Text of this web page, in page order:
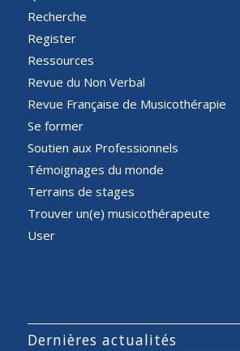
Recherche
Register
Ressources
Revue du Non Verbal
Revue Française de Musicothérapie
Se former
Soutien aux Professionnels
Témoignages du monde
Terrains de stages
Trouver un(e) musicothérapeute
User
Dernières actualités